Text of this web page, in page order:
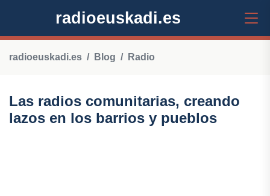
radioeuskadi.es
radioeuskadi.es Blog Radio
Las radios comunitarias, creando
lazos en los barrios y pueblos